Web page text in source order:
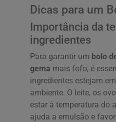
Dicas para um
Importância da
ingredientes
Para garantir um bolo
gema mais fofo, é
ingredientes estejam
ambiente. O leite, os
estar à temperatura do
ajuda a emulsão e